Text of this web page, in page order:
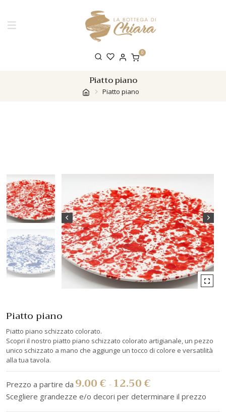
0
Piatto piano
Piatto piano
Piatto piano
Piatto piano schizzato colorato.
Scopri il nostro piatto piano schizzato colorato artigianale, un pezzo
unico schizzato a mano che aggiunge un tocco di colore e versatilità
alla tua tavola.
9.00€ - 12.50€